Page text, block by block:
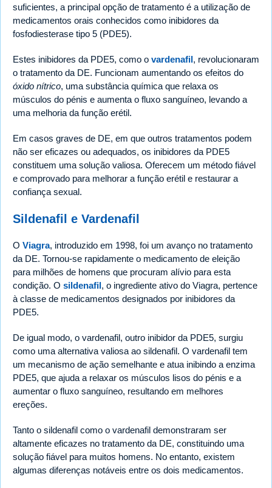
suficientes, a principal opção de tratamento é a utilização de
medicamentos orais conhecidos como inibidores da
fosfodiesterase tipo 5 (PDE5).
Estes inibidores da PDE5, como o vardenafil, revolucionaram
o tratamento da DE. Funcionam aumentando os efeitos do
óxido nítrico, uma substância química que relaxa os
músculos do pénis e aumenta o fluxo sanguíneo, levando a
uma melhoria da função erétil.
Em casos graves de DE, em que outros tratamentos podem
não ser eficazes ou adequados, os inibidores da PDE5
constituem uma solução valiosa. Oferecem um método fiável
e comprovado para melhorar a função erétil e restaurar a
confiança sexual.
Sildenafil e Vardenafil
O Viagra, introduzido em 1998, foi um avanço no tratamento
da DE. Tornou-se rapidamente o medicamento de eleição
para milhões de homens que procuram alívio para esta
condição. O sildenafil, o ingrediente ativo do Viagra, pertence
à classe de medicamentos designados por inibidores da
PDE5.
De igual modo, o vardenafil, outro inibidor da PDE5, surgiu
como uma alternativa valiosa ao sildenafil. O vardenafil tem
um mecanismo de ação semelhante e atua inibindo a enzima
PDE5, que ajuda a relaxar os músculos lisos do pénis e a
aumentar o fluxo sanguíneo, resultando em melhores
ereções.
Tanto o sildenafil como o vardenafil demonstraram ser
altamente eficazes no tratamento da DE, constituindo uma
solução fiável para muitos homens. No entanto, existem
algumas diferenças notáveis entre os dois medicamentos.